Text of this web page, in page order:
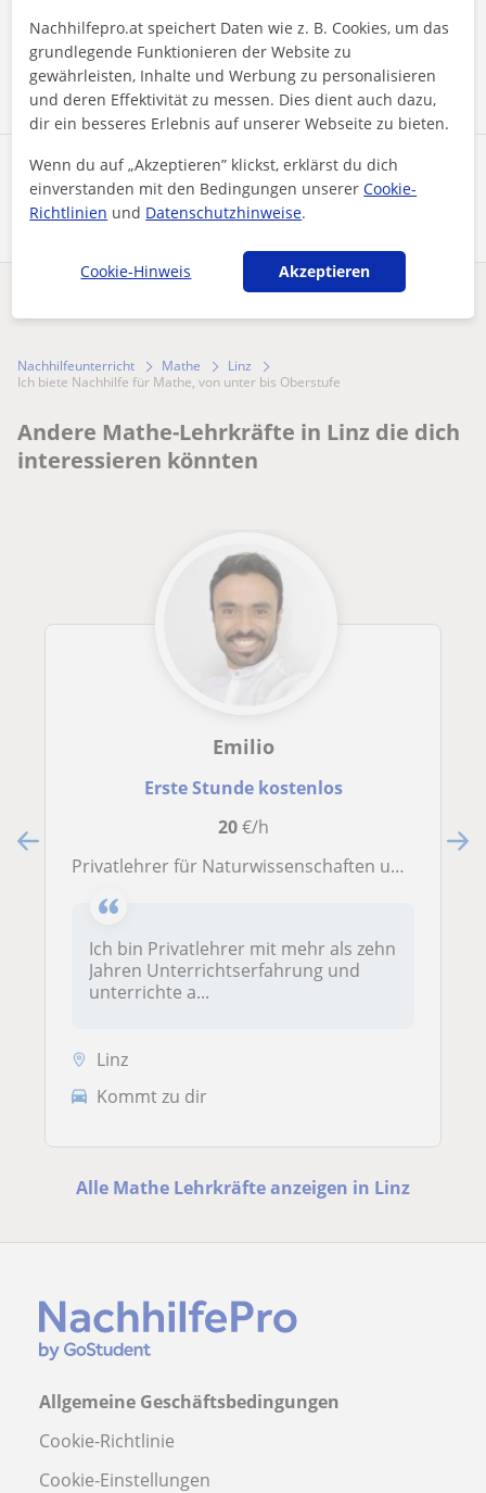
Profil teilen
Nachricht senden
Nachhilfeunterricht Mathe
Linz
Ich biete Nachhilfe für Mathe, von unter bis Oberstufe
Andere Mathe-Lehrkräfte in Linz die dich
interessieren könnten
Emilio
Erste Stunde kostenlos
20€/h
Privatlehrer für Naturwissenschaften und Sprachen mit über 10 Jahren Erfahrung
Ich bin Privatlehrer mit mehr als zehn
Jahren Unterrichtserfahrung und
unterrichte a...
Linz
Kommt zu dir
Alle Mathe Lehrkräfte anzeigen in Linz
Allgemeine Geschäftsbedingungen
Cookie-Richtlinie
Cookie-Einstellungen
Nachhilfepro.at speichert Daten wie z. B. Cookies, um das
grundlegende Funktionieren der Website zu
gewährleisten, Inhalte und Werbung zu personalisieren
und deren Effektivität zu messen. Dies dient auch dazu,
dir ein besseres Erlebnis auf unserer Webseite zu bieten.
Wenn du auf „Akzeptieren” klickst, erklärst du dich
einverstanden mit den Bedingungen unsererCookie-
Richtlinien und Datenschutzhinweise.
Cookie-Hinweis Akzeptieren